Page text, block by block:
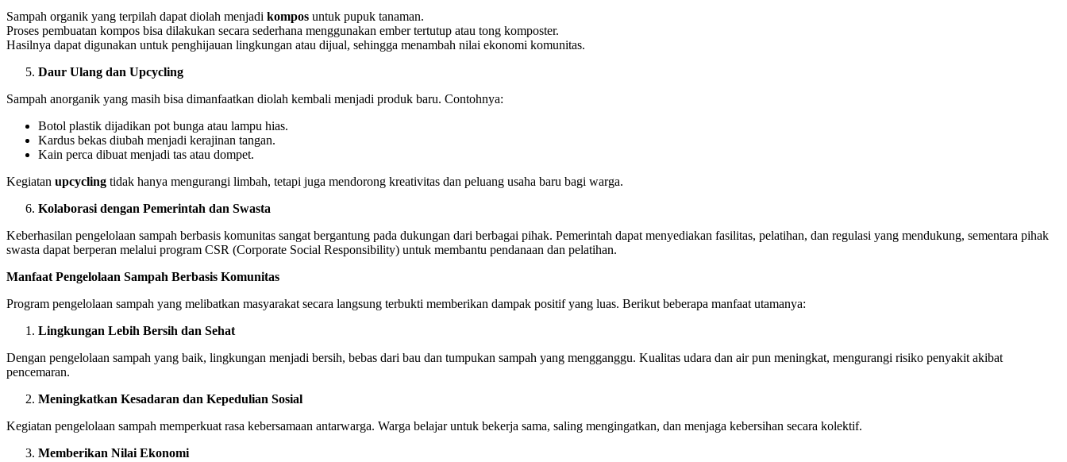
Sampah organik yang terpilah dapat diolah menjadi kompos untuk pupuk tanaman.
Proses pembuatan kompos bisa dilakukan secara sederhana menggunakan ember tertutup atau tong komposter.
Hasilnya dapat digunakan untuk penghijauan lingkungan atau dijual, sehingga menambah nilai ekonomi komunitas.
Daur Ulang dan Upcycling
Sampah anorganik yang masih bisa dimanfaatkan diolah kembali menjadi produk baru. Contohnya:
Botol plastik dijadikan pot bunga atau lampu hias.
Kardus bekas diubah menjadi kerajinan tangan.
Kain perca dibuat menjadi tas atau dompet.
Kegiatan upcycling tidak hanya mengurangi limbah, tetapi juga mendorong kreativitas dan peluang usaha baru bagi warga.
Kolaborasi dengan Pemerintah dan Swasta
Keberhasilan pengelolaan sampah berbasis komunitas sangat bergantung pada dukungan dari berbagai pihak. Pemerintah dapat menyediakan fasilitas, pelatihan, dan regulasi yang mendukung, sementara pihak
swasta dapat berperan melalui program CSR (Corporate Social Responsibility) untuk membantu pendanaan dan pelatihan.
Manfaat Pengelolaan Sampah Berbasis Komunitas
Program pengelolaan sampah yang melibatkan masyarakat secara langsung terbukti memberikan dampak positif yang luas. Berikut beberapa manfaat utamanya:
Lingkungan Lebih Bersih dan Sehat
Dengan pengelolaan sampah yang baik, lingkungan menjadi bersih, bebas dari bau dan tumpukan sampah yang mengganggu. Kualitas udara dan air pun meningkat, mengurangi risiko penyakit akibat
pencemaran.
Meningkatkan Kesadaran dan Kepedulian Sosial
Kegiatan pengelolaan sampah memperkuat rasa kebersamaan antarwarga. Warga belajar untuk bekerja sama, saling mengingatkan, dan menjaga kebersihan secara kolektif.
Memberikan Nilai Ekonomi